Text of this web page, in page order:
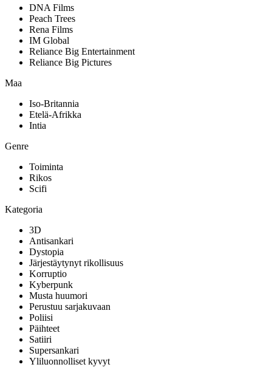
DNA Films
Peach Trees
Rena Films
IM Global
Reliance Big Entertainment
Reliance Big Pictures
Maa
Iso-Britannia
Etelä-Afrikka
Intia
Genre
Toiminta
Rikos
Scifi
Kategoria
3D
Antisankari
Dystopia
Järjestäytynyt rikollisuus
Korruptio
Kyberpunk
Musta huumori
Perustuu sarjakuvaan
Poliisi
Päihteet
Satiiri
Supersankari
Yliluonnolliset kyvyt